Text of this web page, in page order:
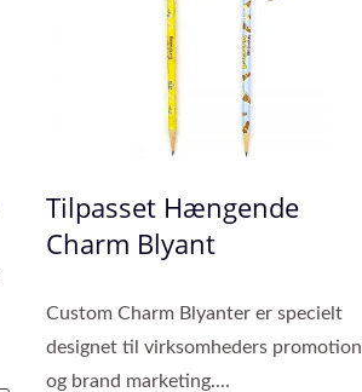
Tilpasset Hængende
Charm Blyant
Custom Charm Blyanter er specielt
designet til virksomheders promotion
og brand marketing....
Tilpasset Kuglepen